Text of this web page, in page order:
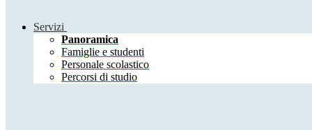
Servizi
Panoramica
Famiglie e studenti
Personale scolastico
Percorsi di studio